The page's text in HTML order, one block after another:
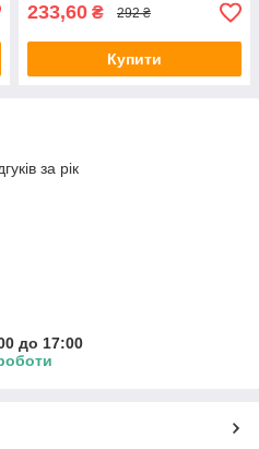
233,60 ₴ 292 ₴
Купити
за рік
до 17:00